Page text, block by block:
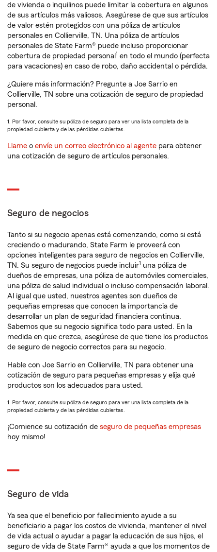
de vivienda o inquilinos puede limitar la cobertura en algunos
de sus artículos más valiosos. Asegúrese de que sus artículos
de valor estén protegidos con una póliza de artículos
personales en Collierville, TN. Una póliza de artículos
personales de State Farm® puede incluso proporcionar
cobertura de propiedad personal 1 en todo el mundo (perfecta
para vacaciones) en caso de robo, daño accidental o pérdida.
¿Quiere más información? Pregunte a Joe Sarrio en
Collierville, TN sobre una cotización de seguro de propiedad
personal.
1. Por favor, consulte su póliza de seguro para ver una lista completa de la
propiedad cubierta y de las pérdidas cubiertas.
Llame o envíe un correo electrónico al agente para obtener
una cotización de seguro de artículos personales.
Seguro de negocios
Tanto si su negocio apenas está comenzando, como si está
creciendo o madurando, State Farm le proveerá con
opciones inteligentes para seguro de negocios en Collierville,
TN. Su seguro de negocios puede incluir1 una póliza de
dueños de empresas, una póliza de automóviles comerciales,
una póliza de salud individual o incluso compensación laboral.
Al igual que usted, nuestros agentes son dueños de
pequeñas empresas que conocen la importancia de
desarrollar un plan de seguridad financiera continua.
Sabemos que su negocio significa todo para usted. En la
medida en que crezca, asegúrese de que tiene los productos
de seguro de negocio correctos para su negocio.
Hable con Joe Sarrio en Collierville, TN para obtener una
cotización de seguro para pequeñas empresas y elija qué
productos son los adecuados para usted.
1. Por favor, consulte su póliza de seguro para ver una lista completa de la
propiedad cubierta y de las pérdidas cubiertas.
¡Comience su cotización de seguro de pequeñas empresas
hoy mismo!
Seguro de vida
Ya sea que el beneficio por fallecimiento ayude a su
beneficiario a pagar los costos de vivienda, mantener el nivel
de vida actual o ayudar a pagar la educación de sus hijos, el
seguro de vida de State Farm® ayuda a que los momentos de